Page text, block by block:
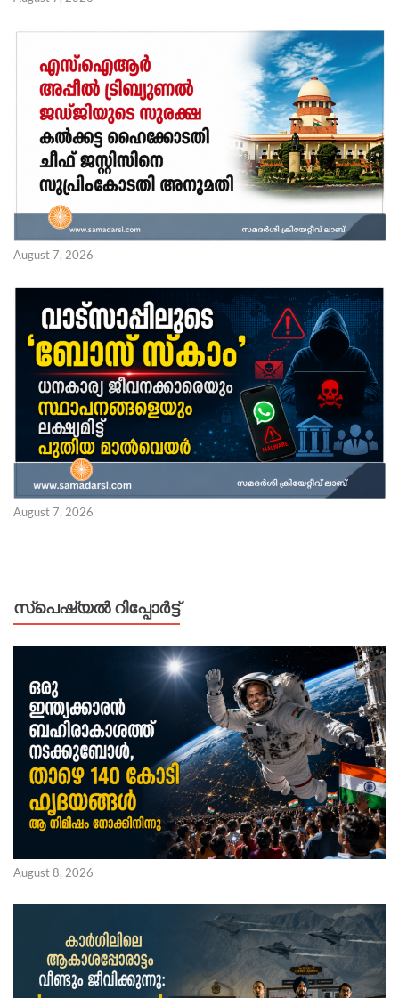
August 7, 2026
August 7, 2026
സ്പെഷ്യൽ റിപ്പോര്‍ട്ട്
August 8, 2026